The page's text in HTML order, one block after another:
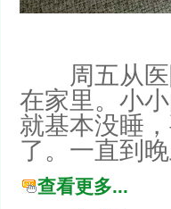
周五从医
在家里。小
就基本没睡
了。一直到
查看更多...